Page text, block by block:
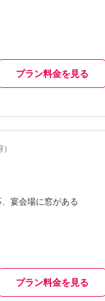
プラン料金を見る
宴会場に窓がある
プラン料金を見る